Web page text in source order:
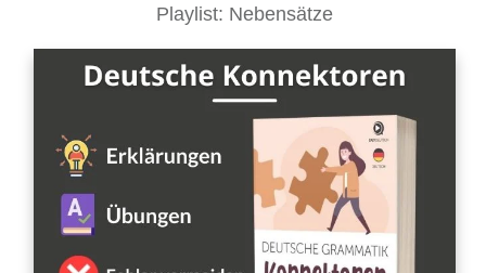
Playlist: Nebensätze